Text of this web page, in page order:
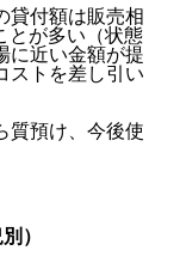
貸付額は販売相
とが多い（状態
に近い金額が提
ストを差し引い
質預け、今後使
）